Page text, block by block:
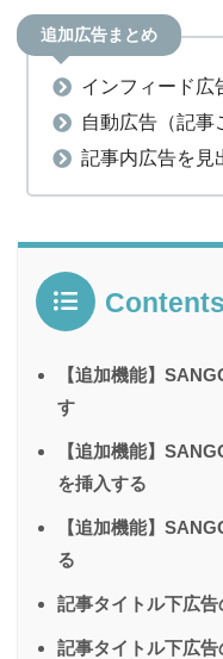
追加広告まとめ
インフィード広
自動広告（記事
記事内広告を見
Contents
【追加機能】
す
【追加機能】
を挿入する
【追加機能】
る
記事タイトル下広
記事タイトル下広